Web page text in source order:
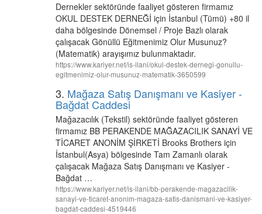
Dernekler sektöründe faaliyet gösteren firmamız
OKUL DESTEK DERNEĞİ için İstanbul (Tümü) +80 il
daha bölgesinde Dönemsel / Proje Bazlı olarak
çalışacak Gönüllü Eğitmenimiz Olur Musunuz?
(Matematik) arayışımız bulunmaktadır.
https://www.kariyer.net/is-ilani/okul-destek-dernegi-gonullu-
egitmenimiz-olur-musunuz-matematik-3650599
3. Mağaza Satış Danışmanı ve Kasiyer -
Bağdat Caddesi
Mağazacılık (Tekstil) sektöründe faaliyet gösteren
firmamız BB PERAKENDE MAĞAZACILIK SANAYİ VE
TİCARET ANONİM ŞİRKETİ Brooks Brothers için
İstanbul(Asya) bölgesinde Tam Zamanlı olarak
çalışacak Mağaza Satış Danışmanı ve Kasiyer -
Bağdat …
https://www.kariyer.net/is-ilani/bb-perakende-magazacilik-
sanayi-ve-ticaret-anonim-magaza-satis-danismani-ve-kasiyer-
bagdat-caddesi-4519446